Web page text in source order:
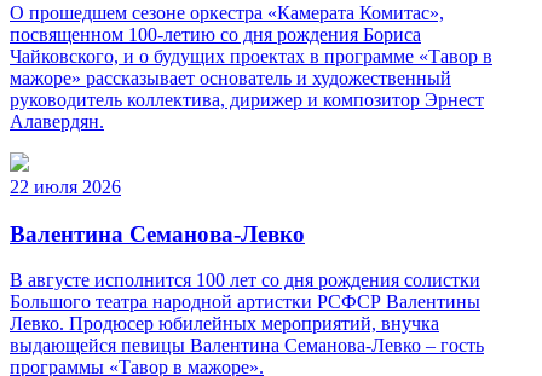
О прошедшем сезоне оркестра «Камерата Комитас»,
посвященном 100-летию со дня рождения Бориса
Чайковского, и о будущих проектах в программе «Тавор в
мажоре» рассказывает основатель и художественный
руководитель коллектива, дирижер и композитор Эрнест
Алавердян.
22 июля 2026
Валентина Семанова-Левко
В августе исполнится 100 лет со дня рождения солистки
Большого театра народной артистки РСФСР Валентины
Левко. Продюсер юбилейных мероприятий, внучка
выдающейся певицы Валентина Семанова-Левко – гость
программы «Тавор в мажоре».